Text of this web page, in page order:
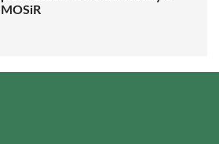
MOSiR